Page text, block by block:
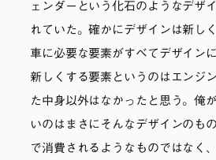
ェンダーという化石のようなデザ
れていた。確かにデザインは新し
車に必要な要素がすべてデザイン
新しくする要素というのはエンジ
た中身以外はなかったと思う。俺
いのはまさにそんなデザインのも
で消費されるようなものではなく